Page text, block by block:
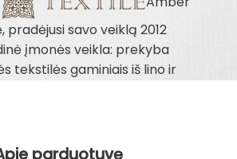
pradėjusi savo veiklą 2012
įmonės veikla: prekyba
tekstilės gaminiais iš lino ir